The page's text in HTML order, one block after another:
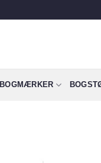
BOGMÆRKER